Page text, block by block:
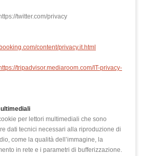
twitter.com/privacy
content/privacy.it.html
https://tripadvisor.mediaroom.com/IT-privacy-
per lettori multimediali che sono
dati tecnici necessari alla riproduzione di
come la qualità dell’immagine, la
in rete e i parametri di bufferizzazione.